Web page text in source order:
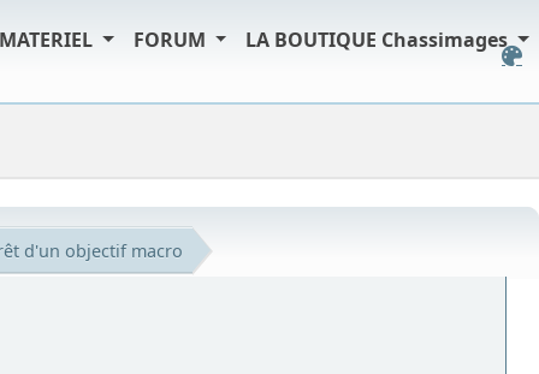
FORUM LA BOUTIQUE Chassimages
d'un objectif macro